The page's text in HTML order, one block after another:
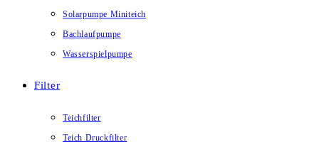
Solarpumpe Miniteich
Bachlaufpumpe
Wasserspielpumpe
Filter
Teichfilter
Teich Druckfilter